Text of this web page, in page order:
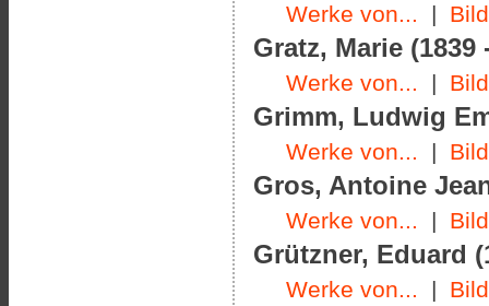
Werke von... |
Gratz, Marie (1839
Werke von... |
Grimm, Ludwig
Werke von... |
Gros, Antoine
Werke von... |
Grützner, Eduard
Werke von... |